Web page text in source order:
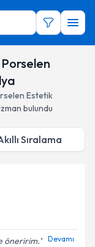
Estetik
bulundu
Sıralama
öneririm. Devamı